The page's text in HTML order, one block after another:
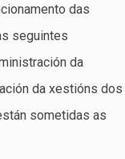
das
seguintes
da
da xestións dos
sometidas as